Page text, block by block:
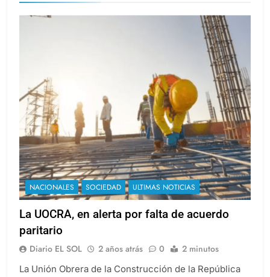
NACIONALES SOCIEDAD ULTIMAS NOTICIAS
La UOCRA, en alerta por falta de acuerdo
paritario
Diario EL SOL 2 años atrás 0 2 minutos
La Unión Obrera de la Construcción de la República